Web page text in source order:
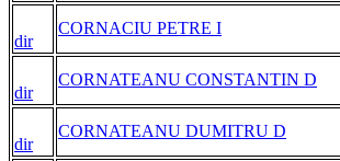
dir
CORNACIU PETRE I
dir
CORNATEANU CONSTANTIN D
dir
CORNATEANU DUMITRU D